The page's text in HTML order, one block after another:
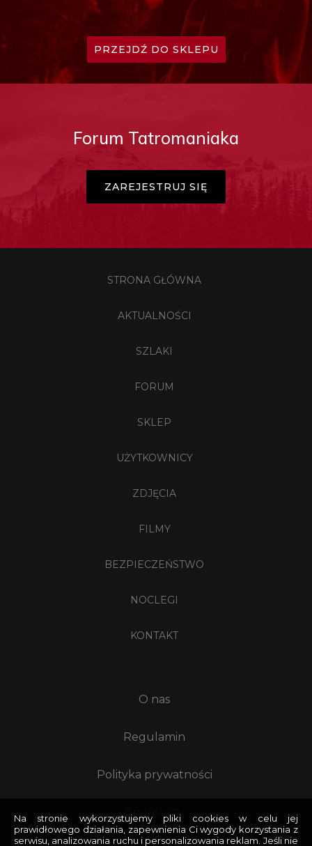
PRZEJDŹ DO SKLEPU
Forum Tatromaniaka
ZAREJESTRUJ SIĘ
STRONA GŁÓWNA
AKTUALNOŚCI
SZLAKI
FORUM
SKLEP
UŻYTKOWNICY
ZDJĘCIA
FILMY
BEZPIECZEŃSTWO
NOCLEGI
KONTAKT
O nas
Regulamin
Polityka prywatności
Sponsorzy
Na stronie wykorzystujemy pliki cookies w celu jej
prawidłowego działania, zapewnienia Ci wygody korzystania z
serwisu, analizowania ruchu i personalizowania reklam. Jeśli nie